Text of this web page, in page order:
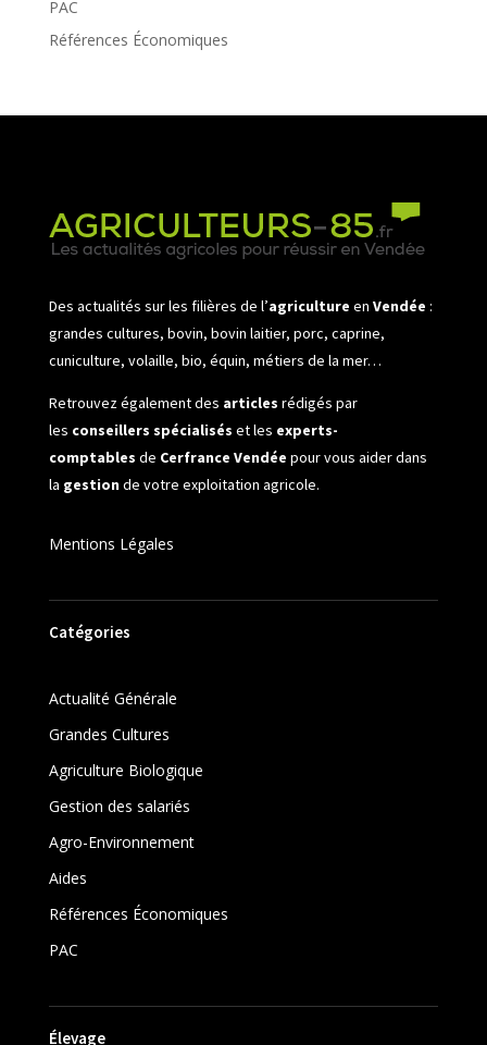
PAC
Références Économiques
Des actualités sur les filières de l’agriculture en Vendée :
grandes cultures, bovin, bovin laitier, porc, caprine,
cuniculture, volaille, bio, équin, métiers de la mer…
Retrouvez également des articles rédigés par
les conseillers spécialisés et les experts-
comptables de Cerfrance Vendée pour vous aider dans
la gestionde votre exploitation agricole.
Mentions Légales
Catégories
Actualité Générale
Grandes Cultures
Agriculture Biologique
Gestion des salariés
Agro-Environnement
Aides
Références Économiques
PAC
Élevage